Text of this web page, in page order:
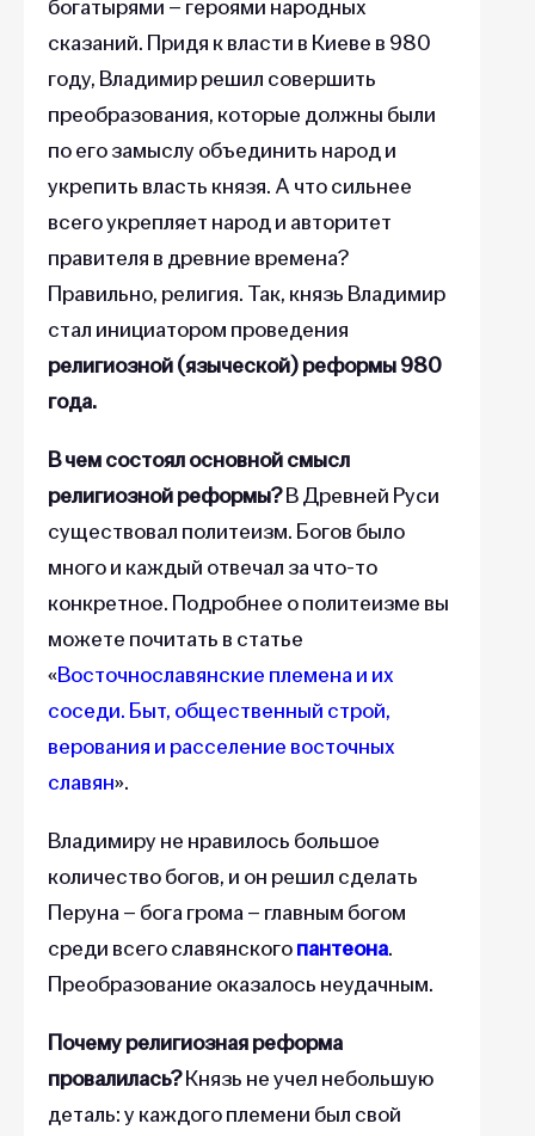
богатырями – героями народных
сказаний. Придя к власти в Киеве в 980
году, Владимир решил совершить
преобразования, которые должны были
по его замыслу объединить народ и
укрепить власть князя. А что сильнее
всего укрепляет народ и авторитет
правителя в древние времена?
Правильно, религия. Так, князь Владимир
стал инициатором проведения
религиозной (языческой) реформы 980
года.
В чем состоял основной смысл
религиозной реформы?В Древней Руси
существовал политеизм. Богов было
много и каждый отвечал за что-то
конкретное. Подробнее о политеизме вы
можете почитать в статье
«Восточнославянские племена и их
соседи. Быт, общественный строй,
верования и расселение восточных
славян».
Владимиру не нравилось большое
количество богов, и он решил сделать
Перуна – бога грома – главным богом
среди всего славянскогопантеона.
Преобразование оказалось неудачным.
Почему религиозная реформа
провалилась?Князь не учел небольшую
деталь: у каждого племени был свой